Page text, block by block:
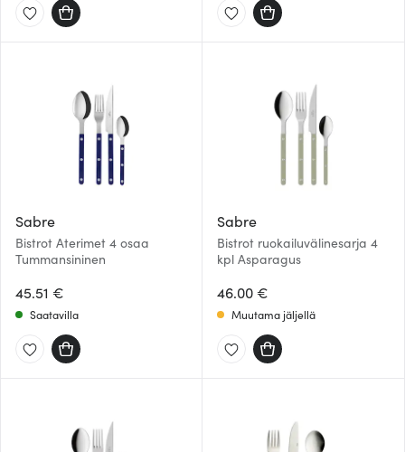
Sabre
Bistrot Aterimet 4 osaa
Tummansininen
45.51 €
Saatavilla
Sabre
Bistrot ruokailuvälinesarja 4
kpl Asparagus
46.00 €
Muutama jäljellä